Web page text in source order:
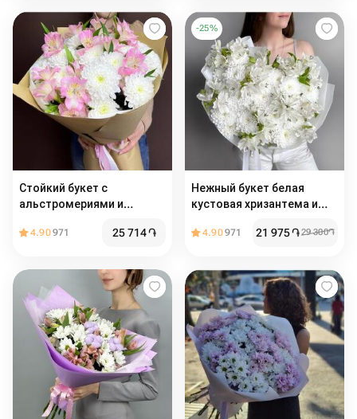
Стойкий букет с
альстромериями и
4.90971 25 714֏
-25%
Нежный букет белая
кустовая хризантема и
4.90971 21 975֏29 300֏